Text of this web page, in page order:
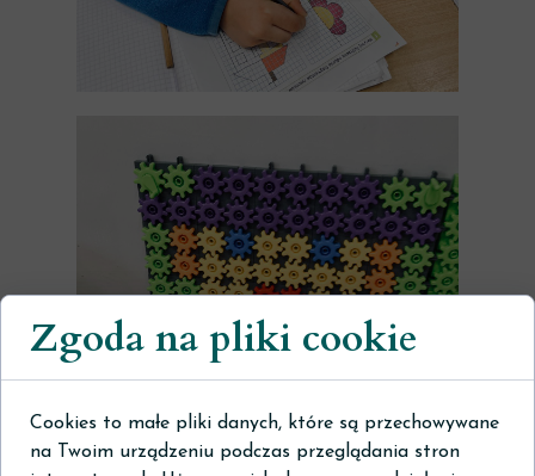
Zgoda na pliki cookie
Cookies to małe pliki danych, które są przechowywane
na Twoim urządzeniu podczas przeglądania stron